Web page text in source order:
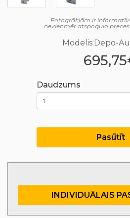
Fotogrāfijām ir
nevienmēr atspoguļo
Modelis:Depo-
Daudzums
Pasūtīt
INDIVIDUĀLAIS